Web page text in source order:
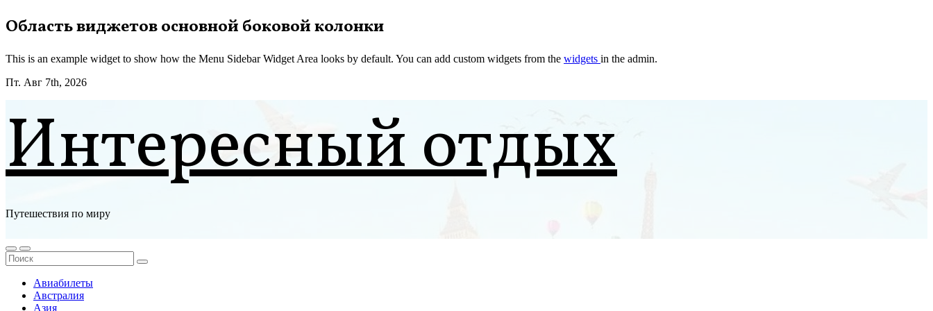
Перейти
к
Область виджетов основной боковой колонки
This is an example widget to show how the Menu Sidebar Widget Area looks by default. You can add custom widgets from the widgets in the admin.
Пт. Авг 7th, 2026
Интересный отдых
Путешествия по миру
Авиабилеты
Австралия
Азия